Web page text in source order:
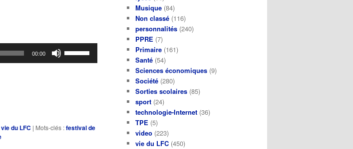
00:00
diminuer
vie du LFC | Mots-clés :festival de
Musique (84)
Non classé (116)
personnalités (240)
PPRE (7)
Primaire (161)
Santé (54)
Sciences économiques (9)
Société (280)
Sorties scolaires (85)
sport (24)
technologie-Internet (36)
TPE (5)
video (223)
vie du LFC (450)